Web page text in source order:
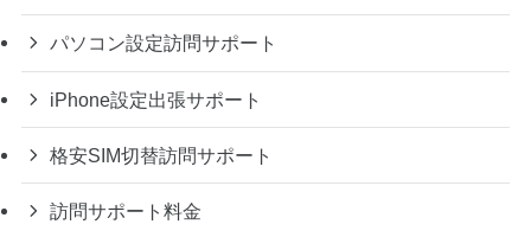
パソコン設定訪問サポート
iPhone設定出張サポート
格安SIM切替訪問サポート
訪問サポート料金